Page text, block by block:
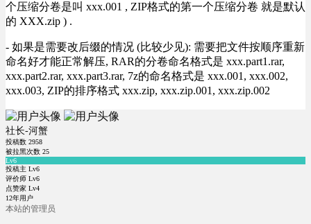
个压缩分卷是叫 xxx.001 , ZIP格式的第一个压缩分卷 就是默认
的 XXX.zip ) .
- 如果是需要改后缀的情况 (比较少见): 需要把文件按顺序重新
命名好才能正常解压, RAR的分卷命名格式是 xxx.part1.rar,
xxx.part2.rar, xxx.part3.rar, 7z的命名格式是 xxx.001, xxx.002,
xxx.003, ZIP的排序格式 xxx.zip, xxx.zip.001, xxx.zip.002
社长-河蟹
投稿数 2958
被拉黑次数 25
Lv6
投稿主 Lv6
评价师 Lv6
点赞家 Lv4
12年用户
本站的管理员